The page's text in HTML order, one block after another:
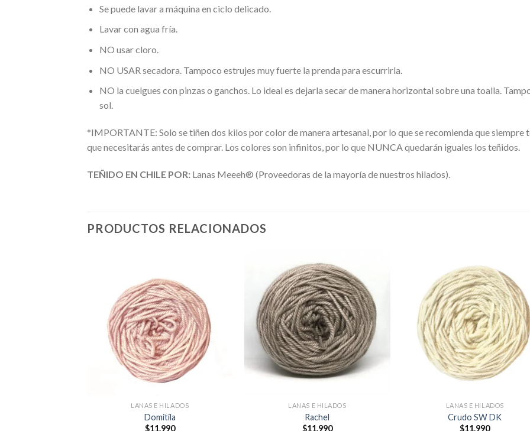
Se puede lavar a máquina en ciclo delicado.
Lavar con agua fría.
NO usar cloro.
NO USAR secadora. Tampoco estrujes muy fuerte la prenda para escurrirla.
NO la cuelgues con pinzas o ganchos. Lo ideal es dejarla secar de manera horizontal sobre una toalla.
sol.
*IMPORTANTE: Solo se tiñen dos kilos por color de manera artesanal, por lo que se recomienda que siempre
que necesitarás antes de comprar. Los colores son infinitos, por lo que NUNCA quedarán iguales los teñidos.
TEÑIDO EN CHILE POR: Lanas Meeeh® (Proveedoras de la mayoría de nuestros hilados).
PRODUCTOS RELACIONADOS
LANAS E HILADOS
Domitila
$11.990
LANAS E HILADOS
Rachel
$11.990
LANAS E HILADOS
Crudo SW DK
$11.990